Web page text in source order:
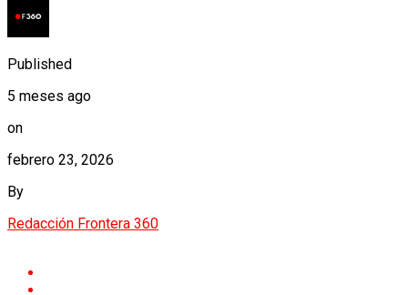
Published
5 meses ago
on
febrero 23, 2026
By
Redacción Frontera 360